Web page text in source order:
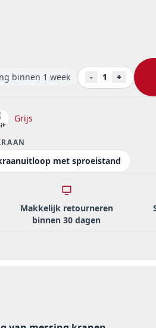
binnen 1 week - 1 +
Grijs
met sproeistand
Makkelijk retourneren
binnen 30 dagen